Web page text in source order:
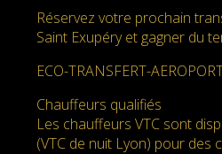
Réservez votre prochain
Saint Exupéry et gagner du
ECO-TRANSFERT-
Chauffeurs qualifiés
Les chauffeurs VTC sont
(VTC de nuit Lyon) pour des